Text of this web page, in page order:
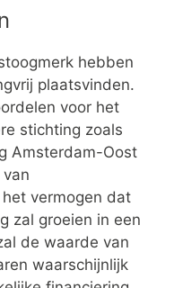
hebben
plaatsvinden.
voor het
stichting zoals
Amsterdam-Oost
vermogen dat
zal groeien in een
de waarde van
waarschijnlijk